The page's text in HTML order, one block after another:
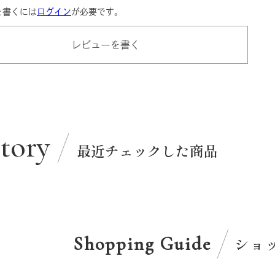
書くには ログインが必要です。
レビューを書く
最近チェックした商品
Shopping Guide ショ